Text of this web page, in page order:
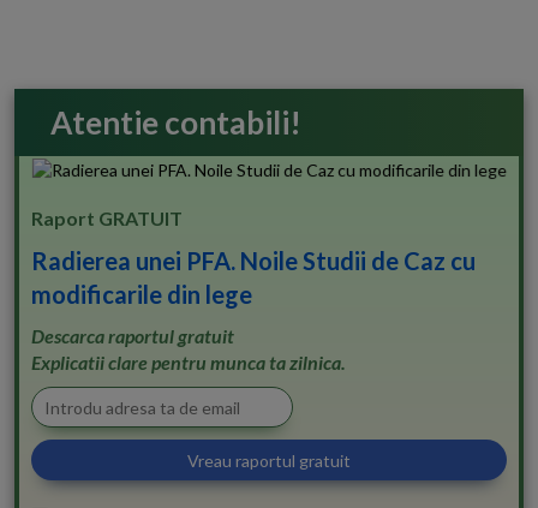
Atentie contabili!
Raport GRATUIT
Radierea unei PFA. Noile Studii de Caz cu
modificarile din lege
Descarca raportul gratuit
Explicatii clare pentru munca ta zilnica.